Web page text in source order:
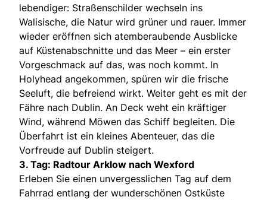
lebendiger: Straßenschilder wechseln ins
Walisische, die Natur wird grüner und rauer. Immer
wieder eröffnen sich atemberaubende Ausblicke
auf Küstenabschnitte und das Meer – ein erster
Vorgeschmack auf das, was noch kommt. In
Holyhead angekommen, spüren wir die frische
Seeluft, die befreiend wirkt. Weiter geht es mit der
Fähre nach Dublin. An Deck weht ein kräftiger
Wind, während Möwen das Schiff begleiten. Die
Überfahrt ist ein kleines Abenteuer, das die
Vorfreude auf Dublin steigert.
3. Tag: Radtour Arklow nach Wexford
Erleben Sie einen unvergesslichen Tag auf dem
Fahrrad entlang der wunderschönen Ostküste